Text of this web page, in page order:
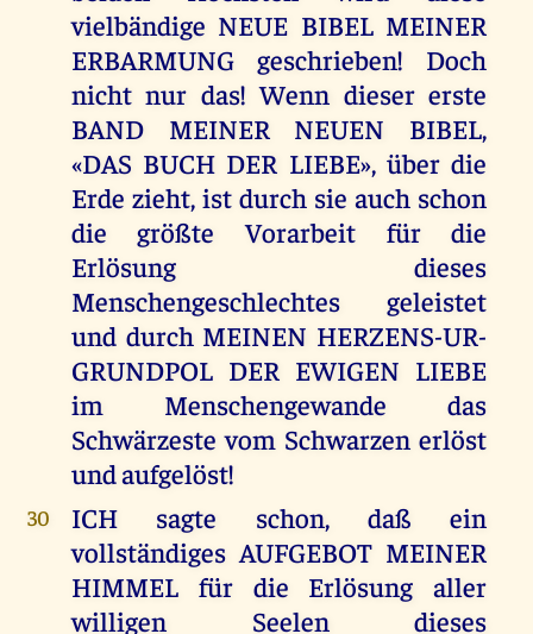
vielbändige NEUE BIBEL MEINER
ERBARMUNG geschrieben! Doch
nicht nur das! Wenn dieser erste
BAND MEINER NEUEN BIBEL,
«DAS BUCH DER LIEBE», über die
Erde zieht, ist durch sie auch schon
die größte Vorarbeit für die
Erlösung dieses
Menschengeschlechtes geleistet
und durch MEINEN HERZENS-UR-
GRUNDPOL DER EWIGEN LIEBE
im Menschengewande das
Schwärzeste vom Schwarzen erlöst
und aufgelöst!
30
ICH sagte schon, daß ein
vollständiges AUFGEBOT MEINER
HIMMEL für die Erlösung aller
willigen Seelen dieses